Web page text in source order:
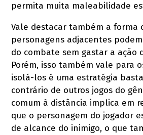
permita muita maleabilidade
Vale destacar também a forma
personagens adjacentes
do combate sem gastar a ação
Porém, isso também vale para
isolá-los é uma estratégia
contrário de outros jogos do
comum à distância implica em
que o personagem do jogador
de alcance do inimigo, o que